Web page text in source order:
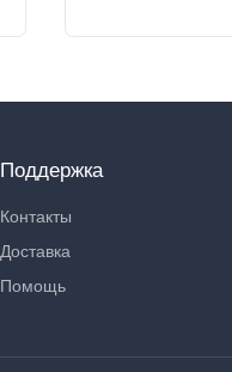
Поддержка
Контакты
Доставка
Помощь